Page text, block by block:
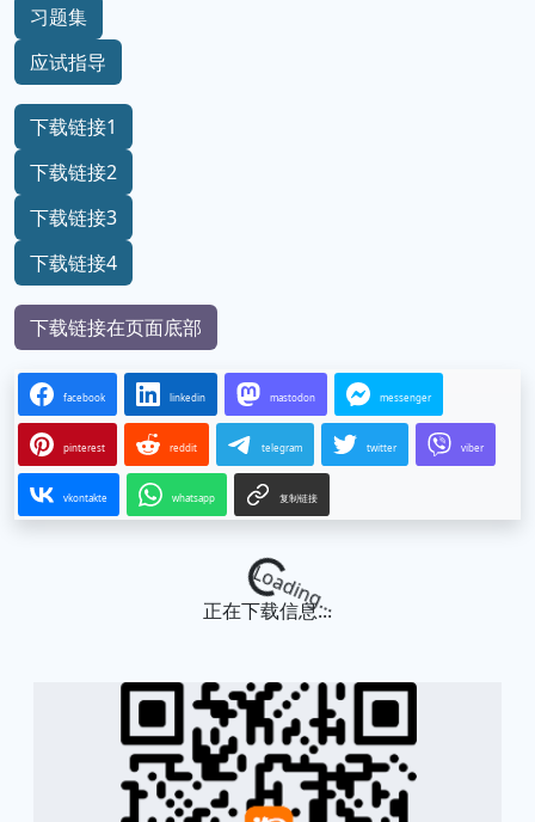
习题集
应试指导
下载链接1
下载链接2
下载链接3
下载链接4
下载链接在页面底部
facebook linkedin mastodon messenger
pinterest reddit telegram twitter viber
vkontakte whatsapp 复制链接
Loading...
正在下载信息...